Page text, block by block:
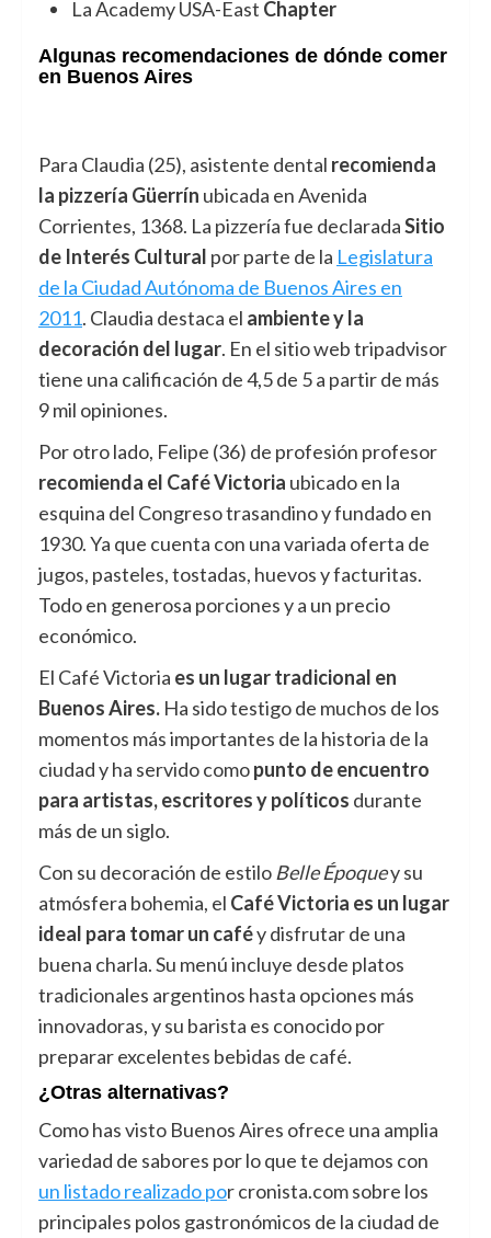
La Academy USA-East Chapter
Algunas recomendaciones de dónde comer
en Buenos Aires
Para Claudia (25), asistente dental recomienda
la pizzería Güerrín ubicada en Avenida
Corrientes, 1368. La pizzería fue declaradaSitio
de Interés Cultural por parte de la Legislatura
de la Ciudad Autónoma de Buenos Aires en
2011. Claudia destaca el ambiente y la
decoración del lugar. En el sitio web tripadvisor
tiene una calificación de 4,5 de 5 a partir de más
9 mil opiniones.
Por otro lado, Felipe (36) de profesión profesor
recomienda el Café Victoria ubicado en la
esquina del Congreso trasandino y fundado en
1930. Ya que cuenta con una variada oferta de
jugos, pasteles, tostadas, huevos y facturitas.
Todo en generosa porciones y a un precio
económico.
El Café Victoria es un lugar tradicional en
Buenos Aires. Ha sido testigo de muchos de los
momentos más importantes de la historia de la
ciudad y ha servido comopunto de encuentro
para artistas, escritores y políticos durante
más de un siglo.
Con su decoración de estilo Belle Époquey su
atmósfera bohemia, el Café Victoria es un lugar
ideal para tomar un caféy disfrutar de una
buena charla. Su menú incluye desde platos
tradicionales argentinos hasta opciones más
innovadoras, y su barista es conocido por
preparar excelentes bebidas de café.
¿Otras alternativas?
Como has visto Buenos Aires ofrece una amplia
variedad de sabores por lo que te dejamos con
un listado realizado por cronista.com sobre los
principales polos gastronómicos de la ciudad de